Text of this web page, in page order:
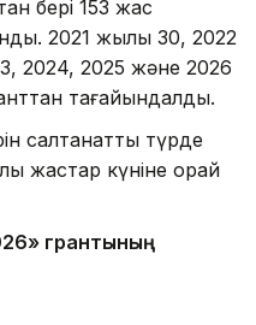
бері 153 жас
2021 жылы 30, 2022
2024, 2025 және 2026
тағайындалды.
салтанатты түрде
жастар күніне орай
грантының